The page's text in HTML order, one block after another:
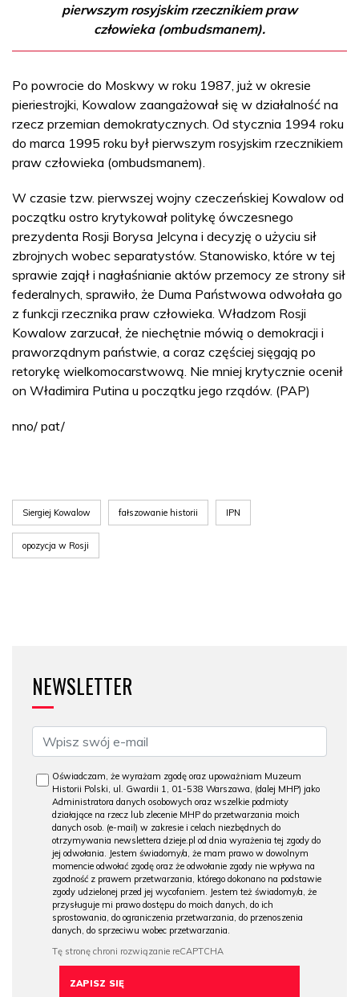
pierwszym rosyjskim rzecznikiem praw
człowieka (ombudsmanem).
Po powrocie do Moskwy w roku 1987, już w okresie
pieriestrojki, Kowalow zaangażował się w działalność na
rzecz przemian demokratycznych. Od stycznia 1994 roku
do marca 1995 roku był pierwszym rosyjskim rzecznikiem
praw człowieka (ombudsmanem).
W czasie tzw. pierwszej wojny czeczeńskiej Kowalow od
początku ostro krytykował politykę ówczesnego
prezydenta Rosji Borysa Jelcyna i decyzję o użyciu sił
zbrojnych wobec separatystów. Stanowisko, które w tej
sprawie zajął i nagłaśnianie aktów przemocy ze strony sił
federalnych, sprawiło, że Duma Państwowa odwołała go
z funkcji rzecznika praw człowieka. Władzom Rosji
Kowalow zarzucał, że niechętnie mówią o demokracji i
praworządnym państwie, a coraz częściej sięgają po
retorykę wielkomocarstwową. Nie mniej krytycznie ocenił
on Władimira Putina u początku jego rządów. (PAP)
nno/ pat/
Siergiej Kowalow fałszowanie historii IPN
opozycja w Rosji
NEWSLETTER
Oświadczam, że wyrażam zgodę oraz upoważniam Muzeum
Historii Polski, ul. Gwardii 1, 01-538 Warszawa, (dalej MHP) jako
Administratora danych osobowych oraz wszelkie podmioty
działające na rzecz lub zlecenie MHP do przetwarzania moich
danych osob. (e-mail) w zakresie i celach niezbędnych do
otrzymywania newslettera dzieje.pl od dnia wyrażenia tej zgody do
jej odwołania. Jestem świadomy/a, że mam prawo w dowolnym
momencie odwołać zgodę oraz że odwołanie zgody nie wpływa na
zgodność z prawem przetwarzania, którego dokonano na podstawie
zgody udzielonej przed jej wycofaniem. Jestem też świadomy/a, że
przysługuje mi prawo dostępu do moich danych, do ich
sprostowania, do ograniczenia przetwarzania, do przenoszenia
danych, do sprzeciwu wobec przetwarzania.